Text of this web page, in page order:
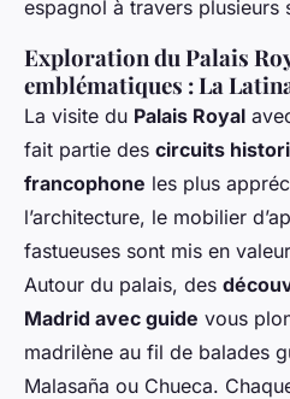
espagnol à travers plusieurs
Exploration du Palais
emblématiques : La
La visite du Palais Royal
fait partie des circuits
francophone les plus
l’architecture, le mobilier
fastueuses sont mis en
Autour du palais, des
Madrid avec guide vous
madrilène au fil de balades
Malasaña ou Chueca.